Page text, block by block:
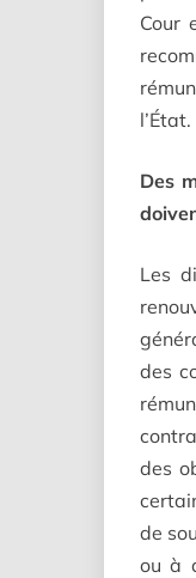
Cour
l’État.
Des
Les
des
des
de
ou à